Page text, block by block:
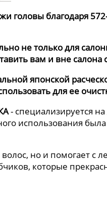
головы благодаря
не только для
вам и вне салона
японской
для ее
- специализируется
использования
но и помогает с
которые